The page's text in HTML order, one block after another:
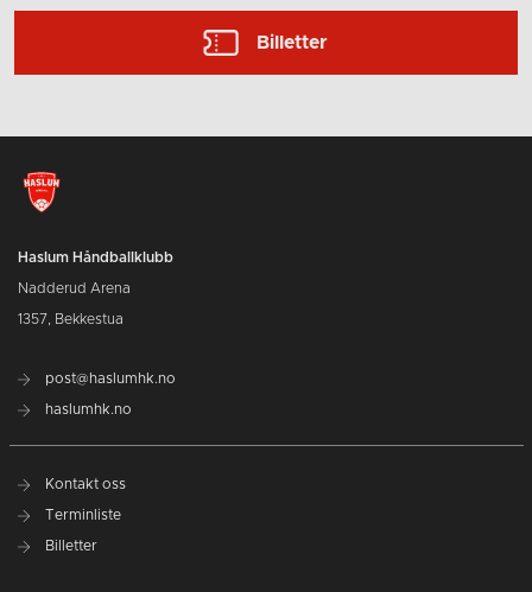
Billetter
Haslum Håndballklubb
Nadderud Arena
1357, Bekkestua
post@haslumhk.no
haslumhk.no
Kontakt oss
Terminliste
Billetter